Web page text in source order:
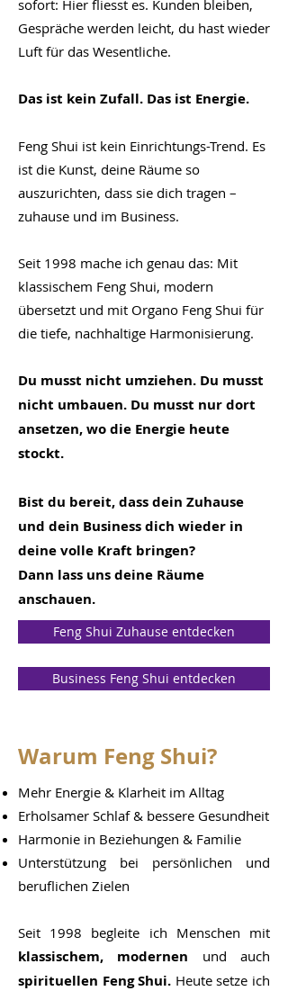
sofort: Hier fliesst es. Kunden bleiben,
Gespräche werden leicht, du hast wieder
Luft für das Wesentliche.
Das ist kein Zufall. Das ist Energie.
Feng Shui ist kein Einrichtungs-Trend. Es
ist die Kunst, deine Räume so
auszurichten, dass sie dich tragen –
zuhause und im Business.
Seit 1998 mache ich genau das: Mit
klassischem Feng Shui, modern
übersetzt und mit Organo Feng Shui für
die tiefe, nachhaltige Harmonisierung.
Du musst nicht umziehen. Du musst
nicht umbauen. Du musst nur dort
ansetzen, wo die Energie heute
stockt.
Bist du bereit, dass dein Zuhause
und dein Business dich wieder in
deine volle Kraft bringen?
Dann lass uns deine Räume
anschauen.
Feng Shui Zuhause entdecken
Business Feng Shui entdecken
Warum Feng Shui?
Mehr Energie & Klarheit im Alltag
Erholsamer Schlaf & bessere Gesundheit
Harmonie in Beziehungen & Familie
Unterstützung bei persönlichen und
beruflichen Zielen
Seit 1998 begleite ich Menschen mit
klassischem, modernen und auch
spirituellen Feng Shui. Heute setze ich